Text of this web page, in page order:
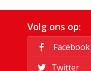
Volg ons op:
Facebook
Twitter